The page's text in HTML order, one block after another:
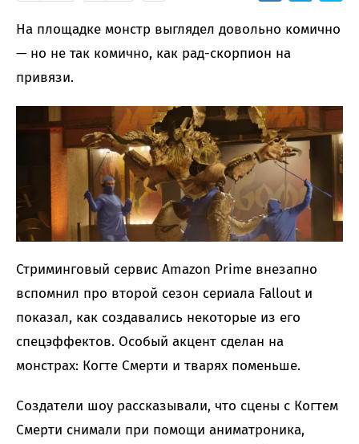
На площадке монстр выглядел довольно комично
— но не так комично, как рад-скорпион на
привязи.
Стриминговый сервис Amazon Prime внезапно
вспомнил про второй сезон сериала Fallout и
показал, как создавались некоторые из его
спецэффектов. Особый акцент сделан на
монстрах: Когте Смерти и тварях поменьше.
Создатели шоу рассказывали, что сцены с Когтем
Смерти снимали при помощи аниматроника,